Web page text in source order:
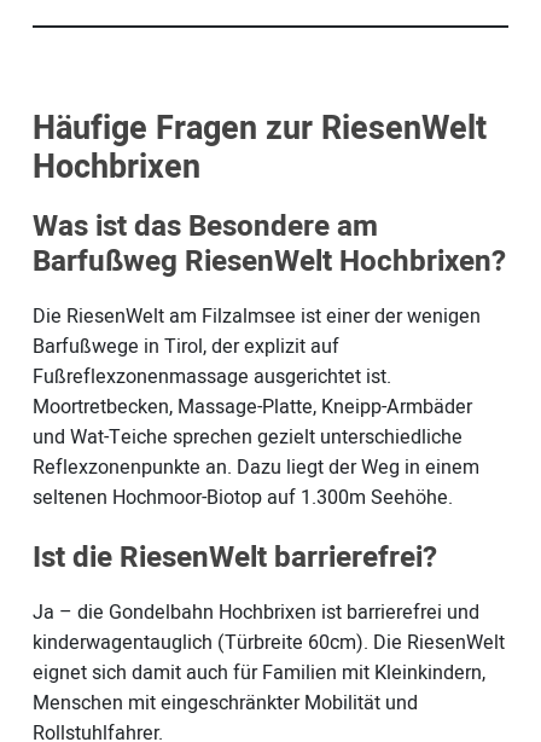
Häufige Fragen zur RiesenWelt
Hochbrixen
Was ist das Besondere am
Barfußweg RiesenWelt Hochbrixen?
Die RiesenWelt am Filzalmsee ist einer der wenigen
Barfußwege in Tirol, der explizit auf
Fußreflexzonenmassage ausgerichtet ist.
Moortretbecken, Massage-Platte, Kneipp-Armbäder
und Wat-Teiche sprechen gezielt unterschiedliche
Reflexzonenpunkte an. Dazu liegt der Weg in einem
seltenen Hochmoor-Biotop auf 1.300m Seehöhe.
Ist die RiesenWelt barrierefrei?
Ja – die Gondelbahn Hochbrixen ist barrierefrei und
kinderwagentauglich (Türbreite 60cm). Die RiesenWelt
eignet sich damit auch für Familien mit Kleinkindern,
Menschen mit eingeschränkter Mobilität und
Rollstuhlfahrer.